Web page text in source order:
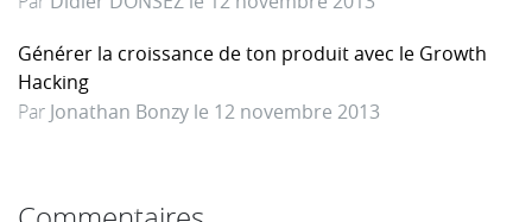
Générer la croissance de ton produit avec le Growth
Hacking
Par Jonathan Bonzy le 12 novembre 2013